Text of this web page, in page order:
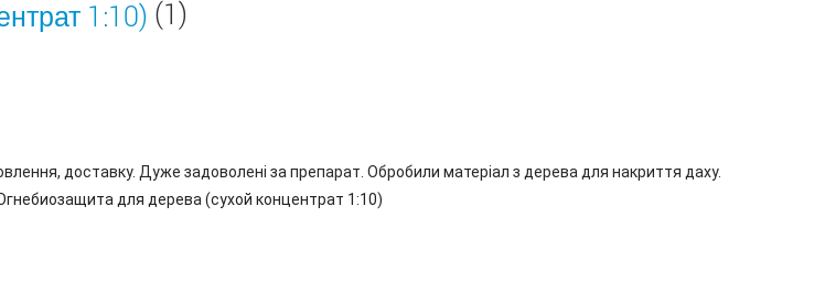
1:10) (1)
доставку. Дуже задоволені за препарат. Обробили матеріал з дерева для накриття даху.